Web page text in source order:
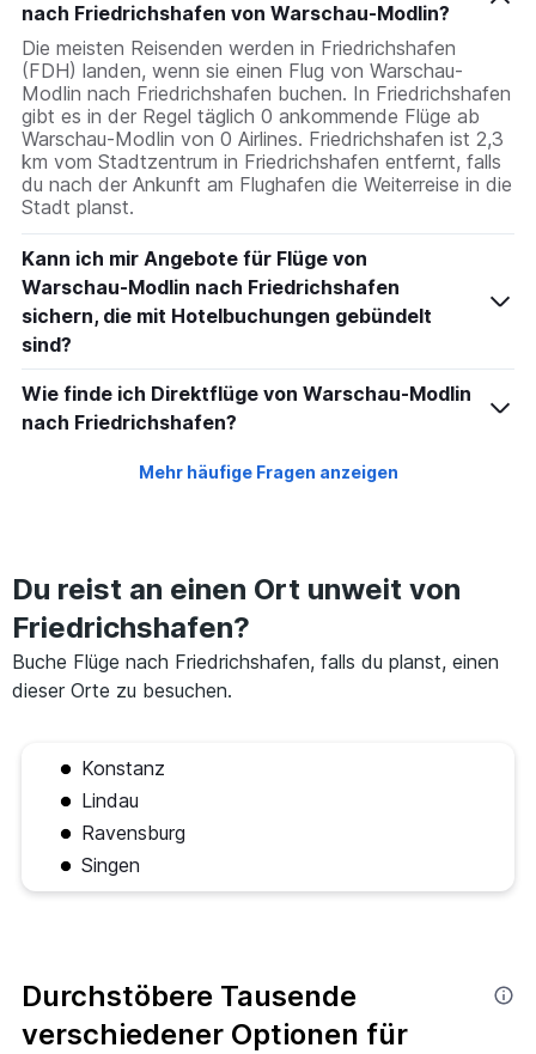
nach Friedrichshafen von Warschau-Modlin?
Die meisten Reisenden werden in Friedrichshafen
(FDH) landen, wenn sie einen Flug von Warschau-
Modlin nach Friedrichshafen buchen. In Friedrichshafen
gibt es in der Regel täglich 0 ankommende Flüge ab
Warschau-Modlin von 0 Airlines. Friedrichshafen ist 2,3
km vom Stadtzentrum in Friedrichshafen entfernt, falls
du nach der Ankunft am Flughafen die Weiterreise in die
Stadt planst.
Kann ich mir Angebote für Flüge von
Warschau-Modlin nach Friedrichshafen
sichern, die mit Hotelbuchungen gebündelt
sind?
Wie finde ich Direktflüge von Warschau-Modlin
nach Friedrichshafen?
Mehr häufige Fragen anzeigen
Du reist an einen Ort unweit von
Friedrichshafen?
Buche Flüge nach Friedrichshafen, falls du planst, einen
dieser Orte zu besuchen.
Konstanz
Lindau
Ravensburg
Singen
Durchstöbere Tausende
verschiedener Optionen für